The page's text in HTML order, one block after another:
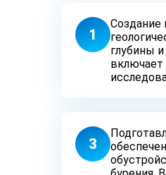
1
Создание
глубины
включает
3